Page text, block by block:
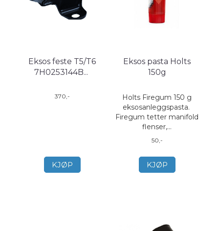
Eksos feste T5/T6
7H0253144B...
370,-
KJØP
Eksos pasta Holts
150g
Holts Firegum 150 g
eksosanleggspasta.
Firegum tetter manifold
flenser,...
50,-
KJØP